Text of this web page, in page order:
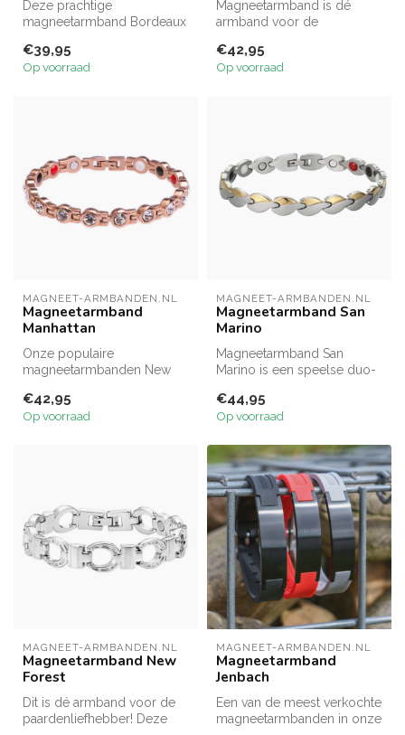
Deze prachtige
magneetarmband Bordeaux
zilveren vierka...
€39,95
Op voorraad
Magneetarmband is dé
armband voor de
armband bestaat ui...
€42,95
Op voorraad
MAGNEET-ARMBANDEN.NL
Magneetarmband
Manhattan
Onze populaire
magneetarmbanden New
ook verkrijgbaar...
€42,95
Op voorraad
MAGNEET-ARMBANDEN.NL
Magneetarmband San
Marino
Magneetarmband San
Marino is een speelse duo-
aaneenge...
€44,95
Op voorraad
MAGNEET-ARMBANDEN.NL
Magneetarmband New
Forest
Dit is dé armband voor de
paardenliefhebber! Deze
MAGNEET-ARMBANDEN.NL
Magneetarmband
Jenbach
Een van de meest verkochte
magneetarmbanden in onze